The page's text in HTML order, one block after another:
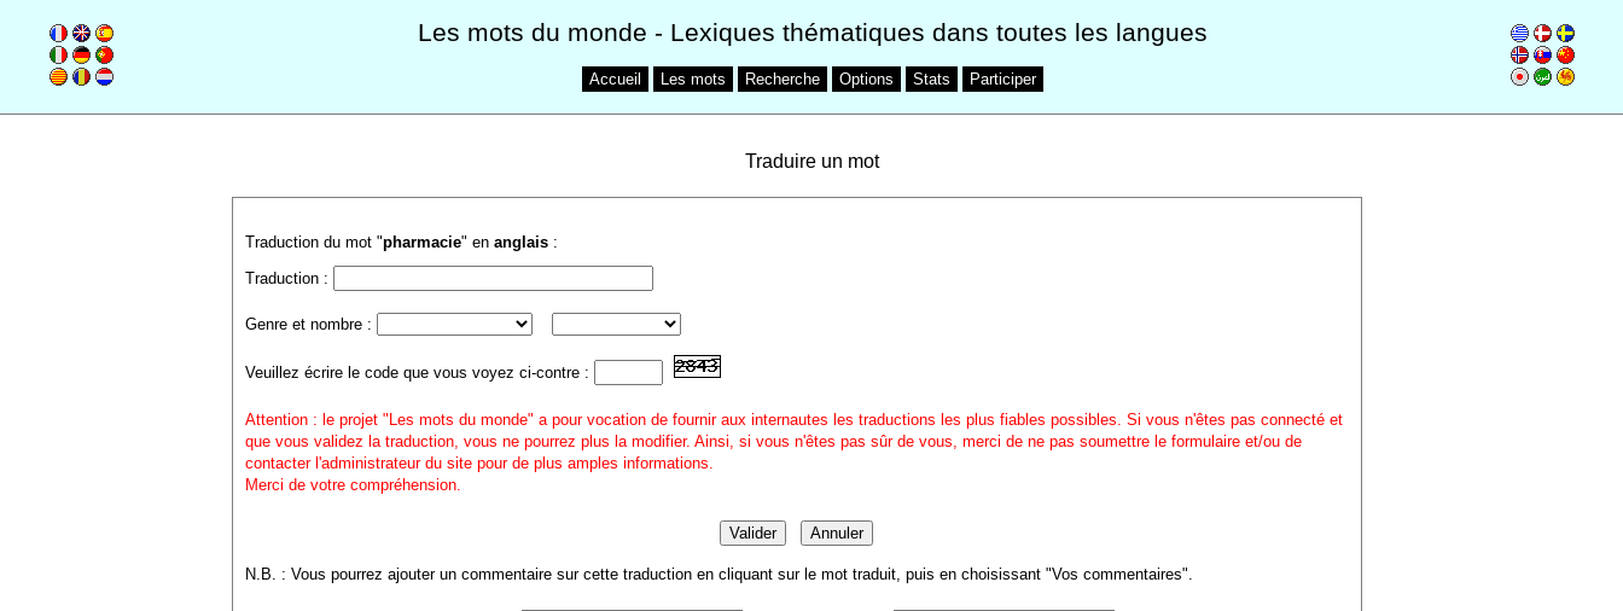
Les mots du monde - Lexiques thématiques dans toutes les langues
Accueil Les mots Recherche Options Stats Participer
Traduire un mot
Traduction du mot "pharmacie" en anglais:
Traduction :
Genre et nombre :
Veuillez écrire le code que vous voyez ci-contre :
Attention : le projet "Les mots du monde" a pour vocation de fournir aux internautes les traductions les plus fiables possibles. Si vous n'êtes pas connecté et
que vous validez la traduction, vous ne pourrez plus la modifier. Ainsi, si vous n'êtes pas sûr de vous, merci de ne pas soumettre le formulaire et/ou de
contacter l'administrateur du site pour de plus amples informations.
Merci de votre compréhension.
N.B. : Vous pourrez ajouter un commentaire sur cette traduction en cliquant sur le mot traduit, puis en choisissant "Vos commentaires".